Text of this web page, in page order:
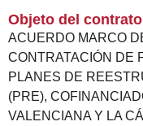
Objeto del
ACUERDO MARCO
CONTRATACIÓN DE
PLANES DE
(PRE),
VALENCIANA Y LA